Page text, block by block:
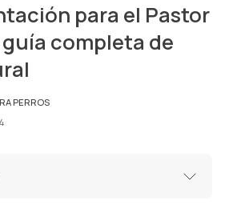
para el Pastor
completa de
PERROS